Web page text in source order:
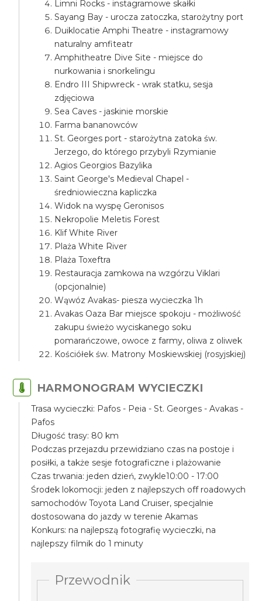
Limni Rocks - instagramowe skałki
Sayang Bay - urocza zatoczka, starożytny port
Duiklocatie Amphi Theatre - instagramowy
naturalny amfiteatr
Amphitheatre Dive Site - miejsce do
nurkowania i snorkelingu
Endro III Shipwreck - wrak statku, sesja
zdjęciowa
Sea Caves - jaskinie morskie
Farma bananowców
St. Georges port - starożytna zatoka św.
Jerzego, do którego przybyli Rzymianie
Agios Georgios Bazylika
Saint George's Medieval Chapel -
średniowieczna kapliczka
Widok na wyspę Geronisos
Nekropolie Meletis Forest
Klif White River
Plaża White River
Plaża Toxeftra
Restauracja zamkowa na wzgórzu Viklari
(opcjonalnie)
Wąwóz Avakas- piesza wycieczka 1h
Avakas Oaza Bar miejsce spokoju - możliwość
zakupu świeżo wyciskanego soku
pomarańczowe, owoce z farmy, oliwa z oliwek
Kościółek św. Matrony Moskiewskiej (rosyjskiej)
HARMONOGRAM WYCIECZKI
Trasa wycieczki: Pafos - Peia - St. Georges - Avakas -
Pafos
Długość trasy: 80 km
Podczas przejazdu przewidziano czas na postoje i
posiłki, a także sesje fotograficzne i plażowanie
Czas trwania: jeden dzień, zwykle10:00 - 17:00
Środek lokomocji: jeden z najlepszych off roadowych
samochodów Toyota Land Cruiser, specjalnie
dostosowana do jazdy w terenie Akamas
Konkurs: na najlepszą fotografię wycieczki, na
najlepszy filmik do 1 minuty
Przewodnik